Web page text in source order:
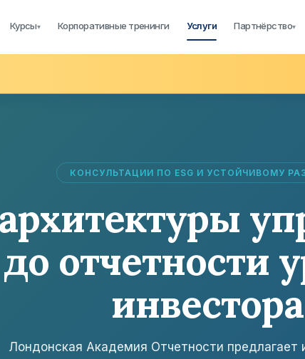
Курсы▾ Корпоративные тренинги Услуги Партнёрство▾
КОНСУЛЬТАЦИИ ПО ESG И УСТОЙЧИВОМУ
до отчетности
инвестора
Лондонская Академия Отчетности предлагает